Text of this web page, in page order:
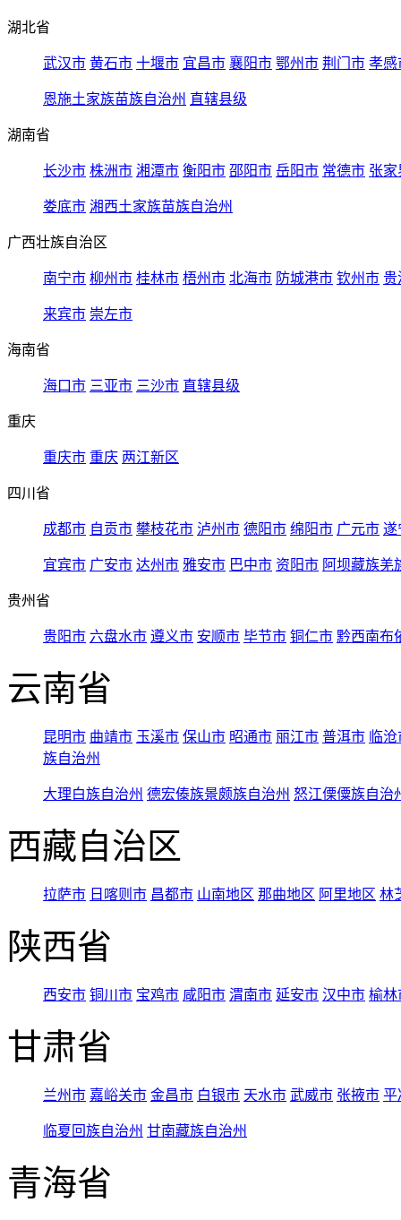
湖北省
武汉市 黄石市 十堰市 宜昌市 襄阳市 鄂州市 荆门市 孝感
恩施土家族苗族自治州 直辖县级
湖南省
长沙市 株洲市 湘潭市 衡阳市 邵阳市 岳阳市 常德市 张家
娄底市 湘西土家族苗族自治州
广西壮族自治区
南宁市 柳州市 桂林市 梧州市 北海市 防城港市 钦州市 贵
来宾市 崇左市
海南省
海口市 三亚市 三沙市 直辖县级
重庆
重庆市 重庆 两江新区
四川省
成都市 自贡市 攀枝花市 泸州市 德阳市 绵阳市 广元市 遂
宜宾市 广安市 达州市 雅安市 巴中市 资阳市 阿坝藏族羌
贵州省
贵阳市 六盘水市 遵义市 安顺市 毕节市 铜仁市 黔西南布
云南省
昆明市 曲靖市 玉溪市 保山市 昭通市 丽江市 普洱市 临
族自治州
大理白族自治州 德宏傣族景颇族自治州 怒江傈僳族自治
西藏自治区
拉萨市 日喀则市 昌都市 山南地区 那曲地区 阿里地区 林
陕西省
西安市 铜川市 宝鸡市 咸阳市 渭南市 延安市 汉中市 榆林
甘肃省
兰州市 嘉峪关市 金昌市 白银市 天水市 武威市 张掖市 平
临夏回族自治州 甘南藏族自治州
青海省